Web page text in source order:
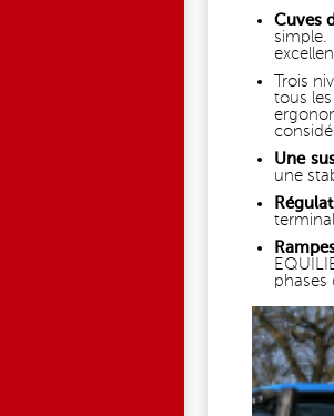
Cuves
simple.
Trois
tous
Une
une